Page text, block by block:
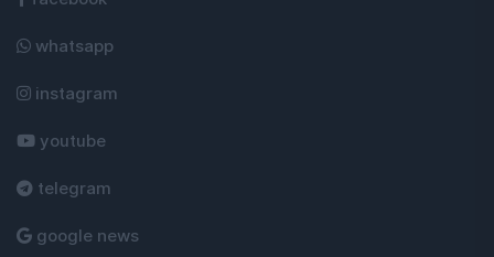
whatsapp
instagram
youtube
telegram
google news